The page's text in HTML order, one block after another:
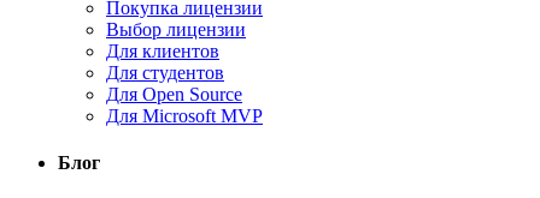
Покупка лицензии
Выбор лицензии
Для клиентов
Для студентов
Для Open Source
Для Microsoft MVP
Блог